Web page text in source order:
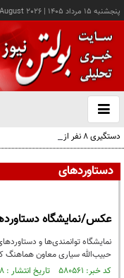
پنجشنبه ۱۵ مرداد ۱۴۰۵ |
2026
باز
و
دستگیری ۸ نفر از اشرار مسلح شاخص و مرتبطین گروهک‌های تروریستی
دستاوردهای
عکس/نمایشگاه
نمایشگاه توانمندی‌ها و
حبیب‌الله سیاری معاون هماهنگ
کد خبر: ۵۸۰۵۶۱ تاریخ انتشار : ۱۳۹۷/۰۹/۱۸